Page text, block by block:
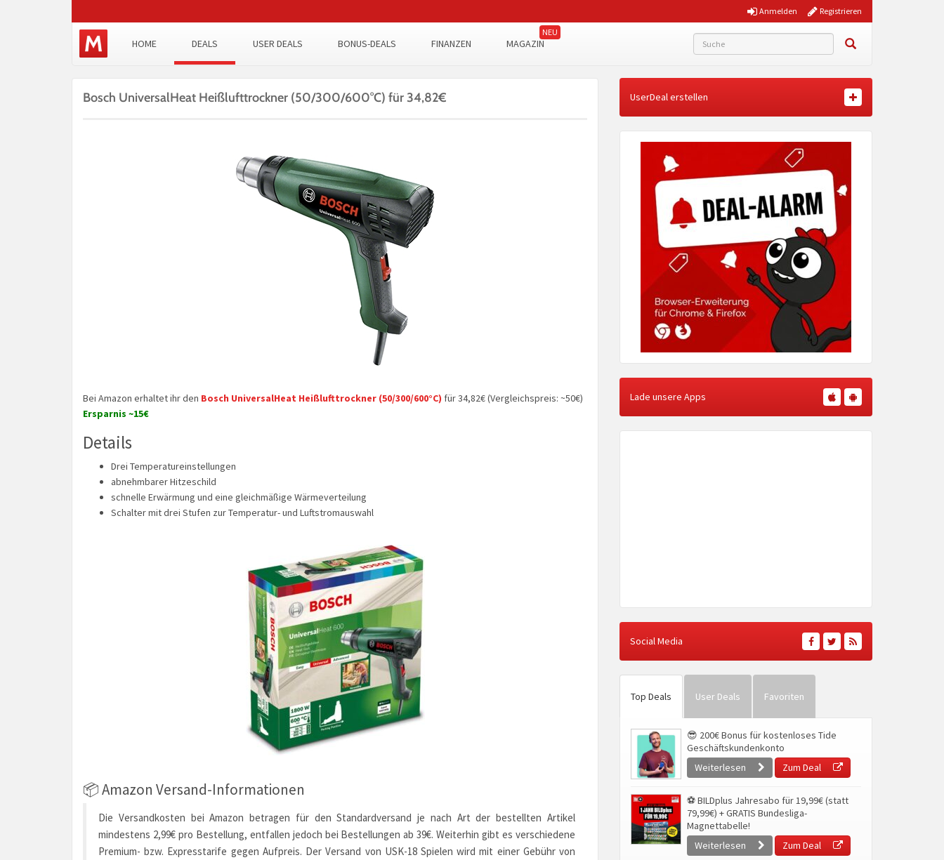
Registrieren
Anmelden
HOME DEALS USER DEALS BONUS-DEALS FINANZEN MAGAZIN
Bosch UniversalHeat Heißlufttrockner (50/300/600°C) für 34,82€
Bei Amazon erhaltet ihr den Bosch UniversalHeat Heißlufttrockner (50/300/600°C) für 34,82€ (Vergleichspreis: ~50€)
Ersparnis ~15€
Details
Drei Temperatureinstellungen
abnehmbarer Hitzeschild
schnelle Erwärmung und eine gleichmäßige Wärmeverteilung
Schalter mit drei Stufen zur Temperatur- und Luftstromauswahl
📦 Amazon Versand-Informationen
Die Versandkosten bei Amazon betragen für den Standardversand je nach Art der bestellten Artikel
mindestens 2,99€ pro Bestellung, entfallen jedoch bei Bestellungen ab 39€. Weiterhin gibt es verschiedene
Premium- bzw. Expresstarife gegen Aufpreis. Der Versand von USK-18 Spielen wird mit einer Gebühr von
UserDeal erstellen
Lade unsere Apps
Social Media
Top Deals User Deals Favoriten
😎 200€ Bonus für kostenloses Tide
Geschäftskundenkonto
Weiterlesen
Zum Deal
⚽ BILDplus Jahresabo für 19,99€ (statt
79,99€) + GRATIS Bundesliga-
Magnettabelle!
Weiterlesen
Zum Deal